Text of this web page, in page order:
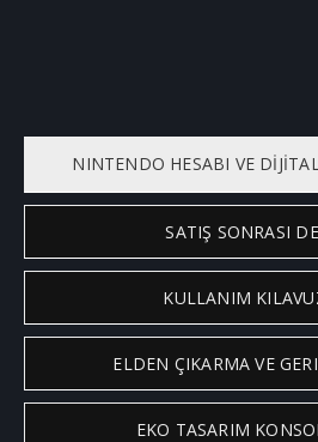
NINTENDO HESABI VE
SATIŞ SONRASI
KULLANIM
ELDEN ÇIKARMA VE
EKO TASARIM